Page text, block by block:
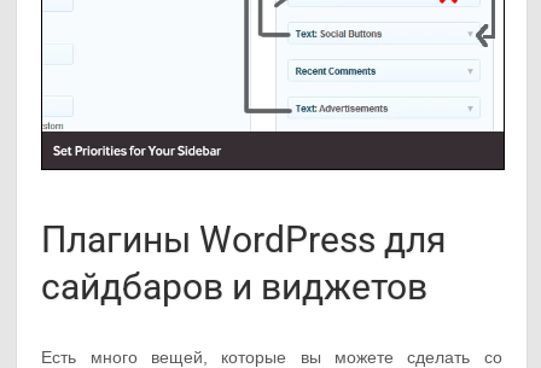
Плагины WordPress для
сайдбаров и виджетов
Есть много вещей, которые вы можете сделать со